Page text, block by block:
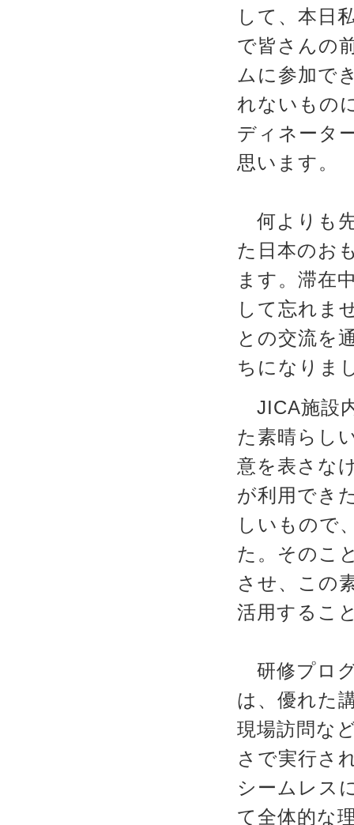
して、本日
で皆さんの
ムに参加で
れないもの
ディネータ
思います。
何よりも
た日本のお
ます。滞在
して忘れま
との交流を
ちになりま
JICA施設
た素晴らし
意を表さな
が利用でき
しいもので
た。そのこ
させ、この
活用するこ
研修プロ
は、優れた
現場訪問な
さで実行さ
シームレス
て全体的な